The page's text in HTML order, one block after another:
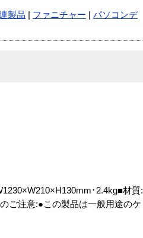
製品 ファニチャー
パソコンデ
･2.4kg■材質:
ご注意:●この製品は一般用途のケ